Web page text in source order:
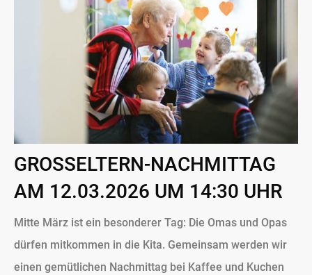
GROSSELTERN-NACHMITTAG
AM 12.03.2026 UM 14:30 UHR
Mitte März ist ein besonderer Tag: Die Omas und Opas
dürfen mitkommen in die Kita. Gemeinsam werden wir
einen gemütlichen Nachmittag bei Kaffee und Kuchen